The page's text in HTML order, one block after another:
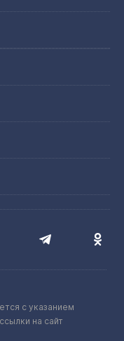
с указанием
на сайт